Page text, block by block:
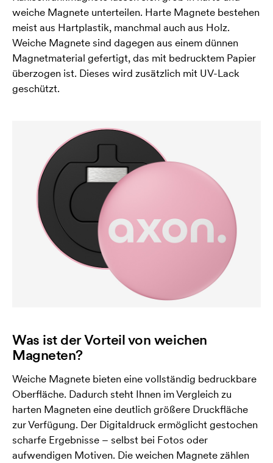
weiche Magnete unterteilen. Harte Magnete bestehen
meist aus Hartplastik, manchmal auch aus Holz.
Weiche Magnete sind dagegen aus einem dünnen
Magnetmaterial gefertigt, das mit bedrucktem Papier
überzogen ist. Dieses wird zusätzlich mit UV-Lack
geschützt.
Was ist der Vorteil von weichen
Magneten?
Weiche Magnete bieten eine vollständig bedruckbare
Oberfläche. Dadurch steht Ihnen im Vergleich zu
harten Magneten eine deutlich größere Druckfläche
zur Verfügung. Der Digitaldruck ermöglicht gestochen
scharfe Ergebnisse – selbst bei Fotos oder
aufwendigen Motiven. Die weichen Magnete zählen